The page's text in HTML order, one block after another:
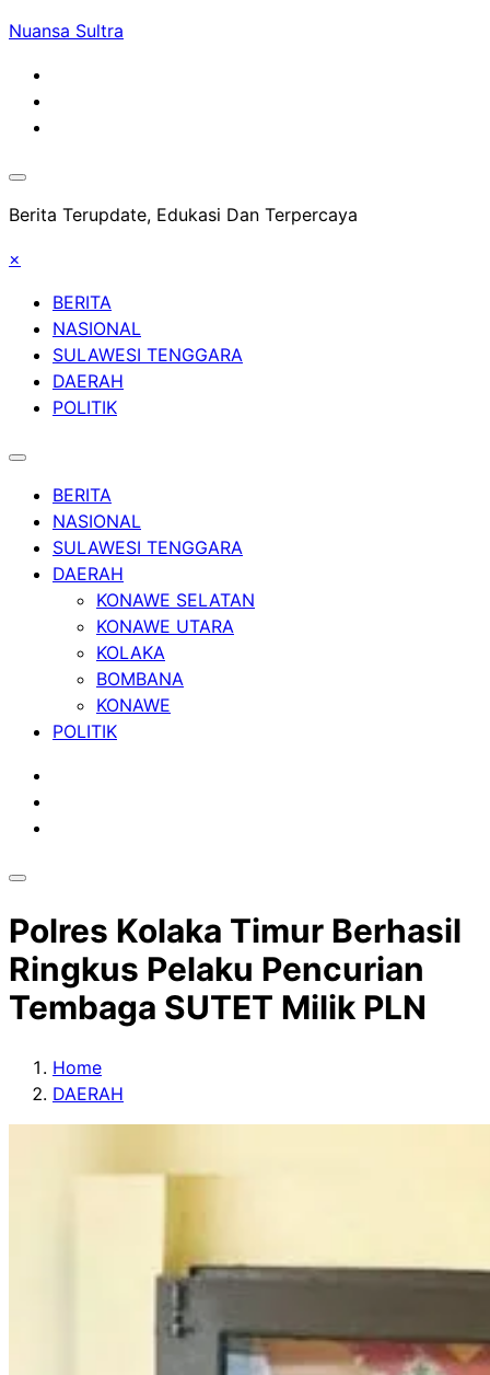
Skip
content
Nuansa Sultra
Berita Terupdate, Edukasi Dan Terpercaya
×
BERITA
NASIONAL
SULAWESI TENGGARA
DAERAH
POLITIK
BERITA
NASIONAL
SULAWESI TENGGARA
DAERAH
KONAWE SELATAN
KONAWE UTARA
KOLAKA
BOMBANA
KONAWE
POLITIK
Polres Kolaka Timur Berhasil
Ringkus Pelaku Pencurian
Tembaga SUTET Milik PLN
Home
DAERAH